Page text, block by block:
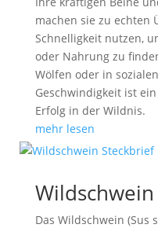
machen sie zu echten
Schnelligkeit nutzen,
oder Nahrung zu
Wölfen oder in
Geschwindigkeit ist
Erfolg in der Wildnis.
mehr lesen
Das Wildschwein (Sus